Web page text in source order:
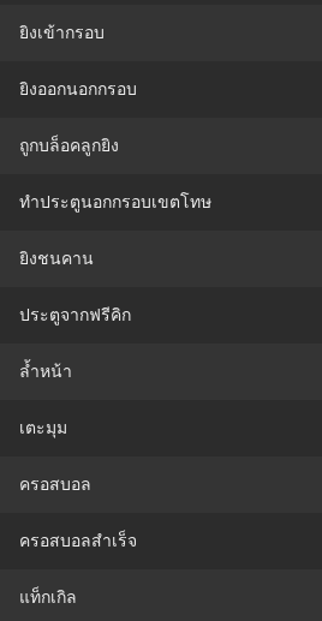
ยิงเข้ากรอบ
ยิงออกนอกกรอบ
ถูกบล็อคลูกยิง
ทำประตูนอกกรอบเขตโทษ
ยิงชนคาน
ประตูจากฟรีคิก
ล้ำหน้า
เตะมุม
ครอสบอล
ครอสบอลสำเร็จ
แท็กเกิล